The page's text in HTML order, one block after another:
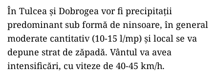
În Tulcea și Dobrogea vor fi precipitații
predominant sub formă de ninsoare, în general
moderate cantitativ (10-15 l/mp) și local se va
depune strat de zăpadă. Vântul va avea
intensificări, cu viteze de 40-45 km/h.